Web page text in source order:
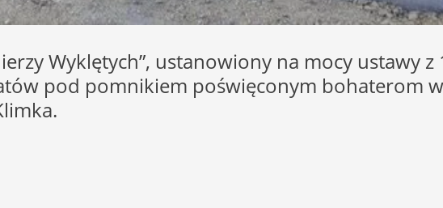
Wyklętych”, ustanowiony na mocy ustawy
pod pomnikiem poświęconym bohaterom